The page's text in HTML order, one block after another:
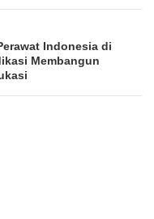
Indonesia di
Membangun